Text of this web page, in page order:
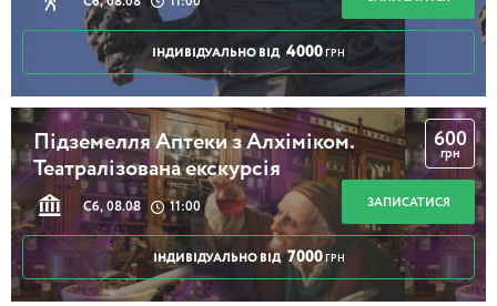
ІНДИВІДУАЛЬНО ВІД 4000 ГРН
Підземелля Аптеки з Алхіміком.
Театралізована екскурсія
Сб, 08.08 11:00
600
грн
ЗАПИСАТИСЯ
ІНДИВІДУАЛЬНО ВІД 7000 ГРН